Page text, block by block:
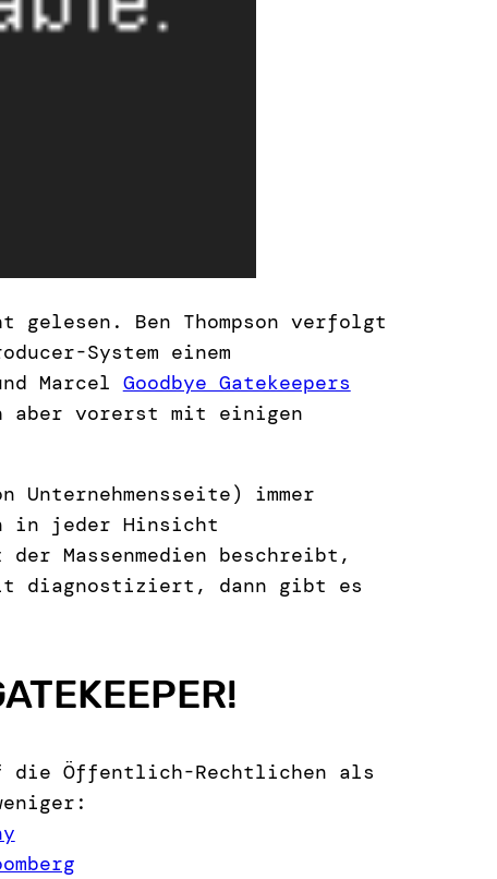
Ben Thompson verfolgt
System einem
Marcel Goodbye Gatekeepers
aber vorerst mit einigen
Unternehmensseite) immer
in jeder Hinsicht
Massenmedien beschreibt,
diagnostiziert, dann gibt es
die Öffentlich-Rechtlichen als